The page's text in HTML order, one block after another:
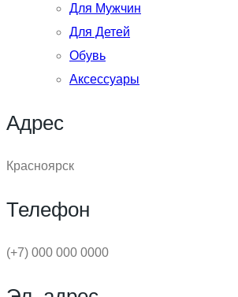
Для Мужчин
Для Детей
Обувь
Аксессуары
Адрес
Красноярск
Телефон
(+7) 000 000 0000